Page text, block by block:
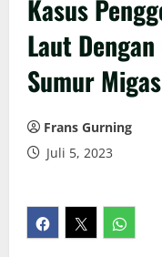
Kasus
Laut
Sumur
Frans Gurning
Juli 5, 2023